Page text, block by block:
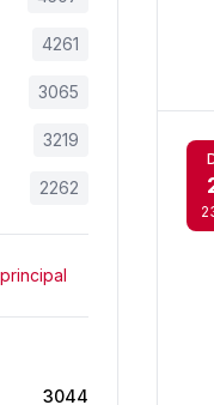
4261
3065
3219
2262
3044